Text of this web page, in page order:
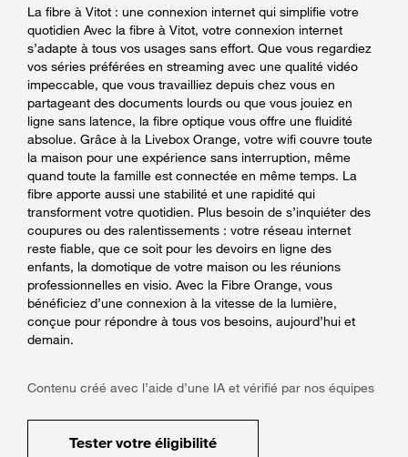
La fibre à Vitot : une connexion internet qui simplifie votre
quotidien Avec la fibre à Vitot, votre connexion internet
s’adapte à tous vos usages sans effort. Que vous regardiez
vos séries préférées en streaming avec une qualité vidéo
impeccable, que vous travailliez depuis chez vous en
partageant des documents lourds ou que vous jouiez en
ligne sans latence, la fibre optique vous offre une fluidité
absolue. Grâce à la Livebox Orange, votre wifi couvre toute
la maison pour une expérience sans interruption, même
quand toute la famille est connectée en même temps. La
fibre apporte aussi une stabilité et une rapidité qui
transforment votre quotidien. Plus besoin de s’inquiéter des
coupures ou des ralentissements : votre réseau internet
reste fiable, que ce soit pour les devoirs en ligne des
enfants, la domotique de votre maison ou les réunions
professionnelles en visio. Avec la Fibre Orange, vous
bénéficiez d’une connexion à la vitesse de la lumière,
conçue pour répondre à tous vos besoins, aujourd’hui et
demain.
Contenu créé avec l’aide d’une IA et vérifié par nos équipes
Tester votre éligibilité